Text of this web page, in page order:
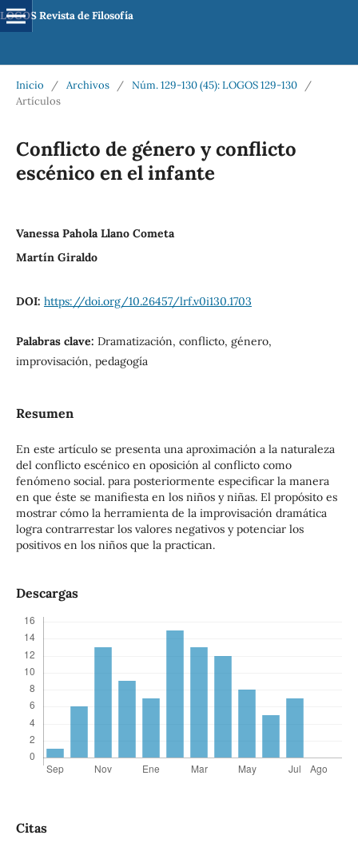
LOGOS Revista de Filosofía
Inicio / Archivos / Núm. 129-130 (45): LOGOS 129-130
/
Artículos
Conflicto de género y conflicto
escénico en el infante
Vanessa Pahola Llano Cometa
Martín Giraldo
DOI: https://doi.org/10.26457/lrf.v0i130.1703
Palabras clave: Dramatización, conflicto, género,
improvisación, pedagogía
Resumen
En este artículo se presenta una aproximación a la naturaleza
del conflicto escénico en oposición al conflicto como
fenómeno social. para posteriormente especificar la manera
en que éste se manifiesta en los niños y niñas. El propósito es
mostrar cómo la herramienta de la improvisación dramática
logra contrarrestar los valores negativos y potenciar los
positivos en los niños que la practican.
Descargas
Citas